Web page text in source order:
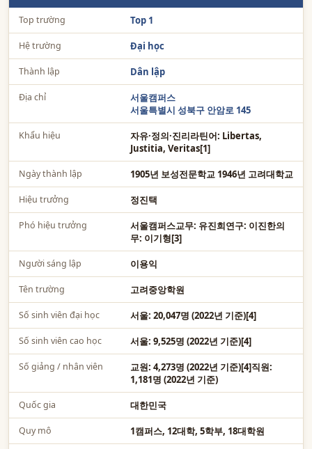
Top trường Top 1
Hệ trường Đại học
Thành lập Dân lập
Địa chỉ
서울캠퍼스
서울특별시 성북구 안암로 145
Khẩu hiệu
자유·정의·진리라틴어: Libertas,
Justitia, Veritas[1]
Ngày thành lập 1905년 보성전문학교 1946년 고려대학교
Hiệu trưởng 정진택
Phó hiệu trưởng
서울캠퍼스교무: 유진희연구: 이진한의
무: 이기형[3]
Người sáng lập 이용익
Tên trường 고려중앙학원
Số sinh viên đại học 서울: 20,047명 (2022년 기준)[4]
Số sinh viên cao học 서울: 9,525명 (2022년 기준)[4]
Số giảng / nhân viên
교원: 4,273명 (2022년 기준)[4]직원:
1,181명 (2022년 기준)
Quốc gia 대한민국
Quy mô 1캠퍼스, 12대학, 5학부, 18대학원